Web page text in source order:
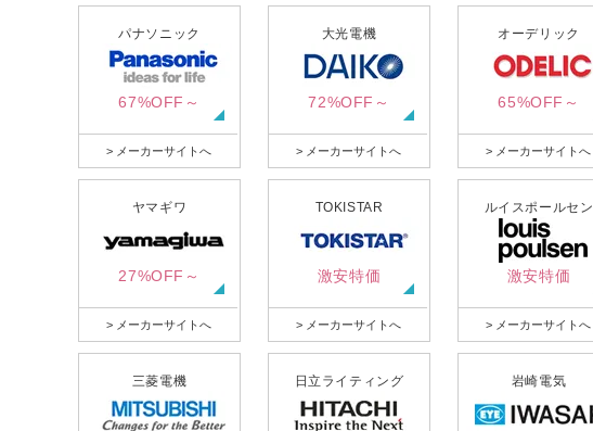
パナソニック
67%OFF～
> メーカーサイトへ
大光電機
72%OFF～
> メーカーサイトへ
オーデリック
65%OFF～
> メーカーサイトへ
ヤマギワ
27%OFF～
> メーカーサイトへ
TOKISTAR
激安特価
> メーカーサイトへ
ルイスポールセン
激安特価
> メーカーサイトへ
三菱電機 日立ライティング 岩崎電気